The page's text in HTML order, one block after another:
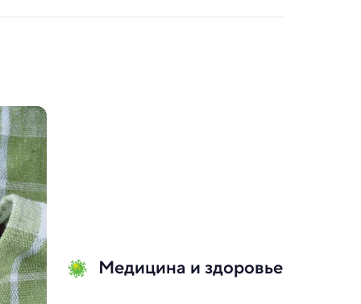
Медицина и здоровье